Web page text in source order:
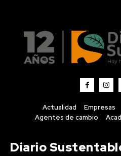
Actualidad Empresas
Agentes de cambio
Diario